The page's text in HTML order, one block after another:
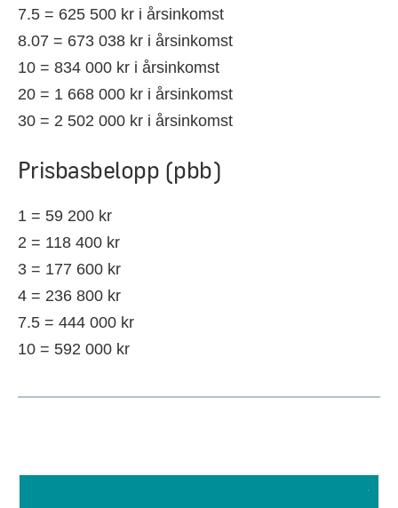
7.5 = 625 500 kr i årsinkomst
8.07 = 673 038 kr i årsinkomst
10 = 834 000 kr i årsinkomst
20 = 1 668 000 kr i årsinkomst
30 = 2 502 000 kr i årsinkomst
Prisbasbelopp (pbb)
1 = 59 200 kr
2 = 118 400 kr
3 = 177 600 kr
4 = 236 800 kr
7.5 = 444 000 kr
10 = 592 000 kr